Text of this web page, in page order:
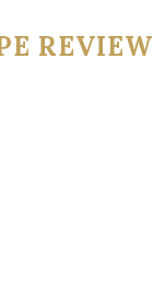
REVIEW